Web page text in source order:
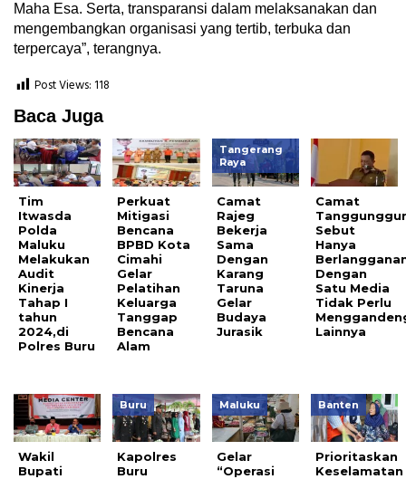
Maha Esa. Serta, transparansi dalam melaksanakan dan
mengembangkan organisasi yang tertib, terbuka dan
terpercaya”, terangnya.
Post Views: 118
Baca Juga
Tim
Itwasda
Polda
Maluku
Melakukan
Audit
Kinerja
Tahap I
tahun
2024,di
Polres Buru
Perkuat
Mitigasi
Bencana
BPBD Kota
Cimahi
Gelar
Pelatihan
Keluarga
Tanggap
Bencana
Alam
Tangerang
Raya
Camat
Rajeg
Bekerja
Sama
Dengan
Karang
Taruna
Gelar
Budaya
Jurasik
Camat
Sebut
Hanya
Dengan
Satu Media
Tidak Perlu
Lainnya
Wakil
Bupati
Buru
Kapolres
Buru
Maluku
Gelar
“Operasi
Banten
Prioritaskan
Keselamatan